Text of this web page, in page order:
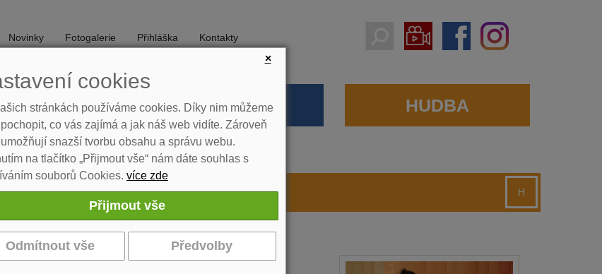
Novinky Fotogalerie Přihláška Kontakty
TANEC HUDBA
H
×
cookies
stránkách používáme cookies. Díky nim můžeme
pochopit, co vás zajímá a jak náš web vidíte. Zároveň
snazší tvorbu obsahu a správu webu.
na tlačítko „Přijmout vše“ nám dáte souhlas s
souborů Cookies. více zde